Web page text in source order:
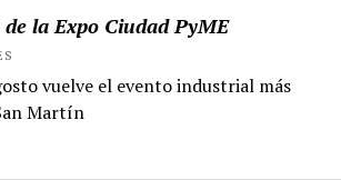
la Expo Ciudad PyME
vuelve el evento industrial más
Martín